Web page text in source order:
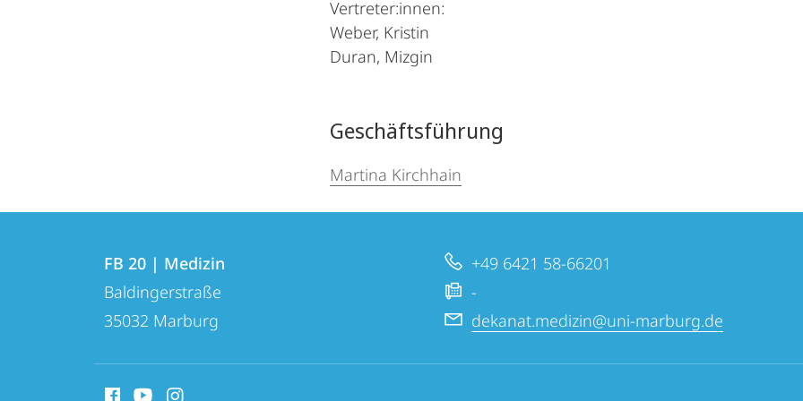
Vertreter:innen:
Weber, Kristin
Duran, Mizgin
Geschäftsführung
Martina Kirchhain
Informationen
Kontaktinformationen
FB
20
Medizin
FB 20 | Medizin
Baldingerstraße
35032 Marburg
+49 6421 58-66201
-
dekanat.medizin@uni-marburg.de